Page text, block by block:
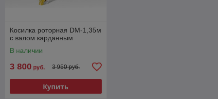
Косилка роторная DM-1,35м
с валом карданным
В наличии
3 800 руб. 3 950 руб.
Купить